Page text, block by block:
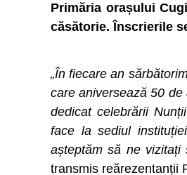
Primăria orașului
căsătorie. Înscrierile
„În fiecare an
care aniversează 50
dedicat celebrării
face la sediul
așteptăm să ne vizitați
transmis reărezentanții